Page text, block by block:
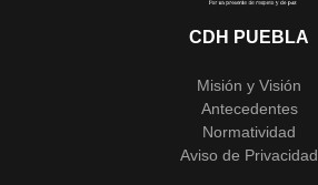
CDH PUEBLA
Misión y Visión
Antecedentes
Normatividad
Aviso de Privacidad